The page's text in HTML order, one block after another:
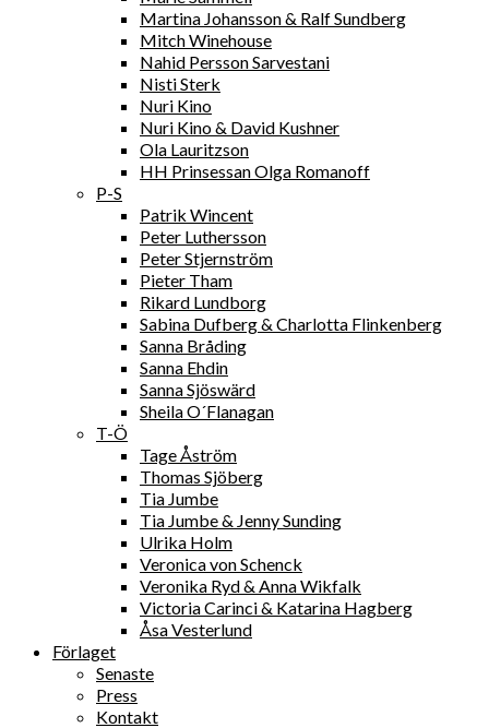
Martina Johansson & Ralf Sundberg
Mitch Winehouse
Nahid Persson Sarvestani
Nisti Sterk
Nuri Kino
Nuri Kino & David Kushner
Ola Lauritzson
HH Prinsessan Olga Romanoff
P-S
Patrik Wincent
Peter Luthersson
Peter Stjernström
Pieter Tham
Rikard Lundborg
Sabina Dufberg & Charlotta Flinkenberg
Sanna Bråding
Sanna Ehdin
Sanna Sjöswärd
Sheila O´Flanagan
T-Ö
Tage Åström
Thomas Sjöberg
Tia Jumbe
Tia Jumbe & Jenny Sunding
Ulrika Holm
Veronica von Schenck
Veronika Ryd & Anna Wikfalk
Victoria Carinci & Katarina Hagberg
Åsa Vesterlund
Förlaget
Senaste
Press
Kontakt